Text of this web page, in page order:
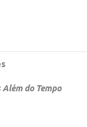
do Tempo